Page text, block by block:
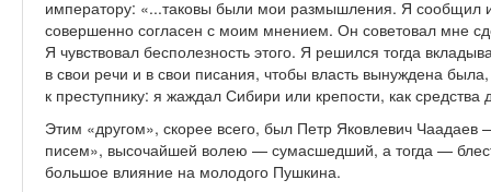
императору: «...таковы были мои размышления. Я сообщил
совершенно согласен с моим мнением. Он советовал мне
Я чувствовал бесполезность этого. Я решился тогда
в свои речи и в свои писания, чтобы власть вынуждена
к преступнику: я жаждал Сибири или крепости, как средства
Этим «другом», скорее всего, был Петр Яковлевич
писем», высочайшей волею — сумасшедший, а тогда —
большое влияние на молодого Пушкина.